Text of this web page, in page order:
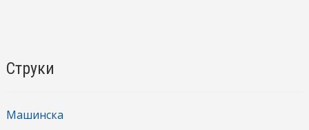
Струки
Машинска